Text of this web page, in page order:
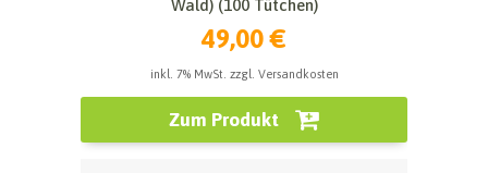
Wald) (100 Tütchen)
49,00 €
inkl. 7% MwSt. zzgl. Versandkosten
Zum Produkt